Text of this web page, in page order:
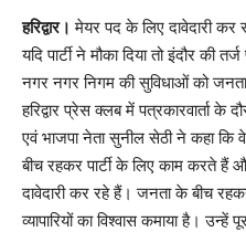
हरिद्वार। मेयर पद के लिए दावेदारी कर
यदि पार्टी ने मौका दिया तो इंदौर की
नगर नगर निगम की सुविधाओं को जनता
हरिद्वार प्रेस क्लब में पत्रकारवार्ता के
एवं भाजपा नेता सुनील सेठी ने कहा कि
बीच रहकर पार्टी के लिए काम करते
दावेदारी कर रहे हैं। जनता के बीच
व्यापारियों का विश्वास कमाया है। उन्हें